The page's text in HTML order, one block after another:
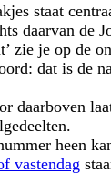
staat
daarvan de
zie je op de
dat is de
daarboven
heen
vastendag